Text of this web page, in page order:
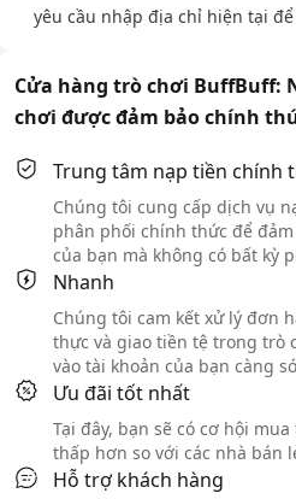
yêu cầu nhập địa chỉ hiện tại
Cửa hàng trò chơi BuffBuff:
chơi được đảm bảo chính
Trung tâm nạp tiền chính
Chúng tôi cung cấp dịch vụ
phân phối chính thức để
của bạn mà không có bất kỳ
Nhanh
Chúng tôi cam kết xử lý đơn
thực và giao tiền tệ trong trò
vào tài khoản của bạn càng
Ưu đãi tốt nhất
Tại đây, bạn sẽ có cơ hội
thấp hơn so với các nhà bán
Hỗ trợ khách hàng